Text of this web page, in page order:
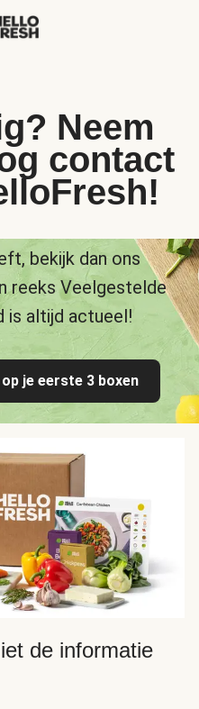
Neem
contact
bekijk dan ons
reeks Veelgestelde
is altijd actueel!
je eerste 3 boxen
de informatie